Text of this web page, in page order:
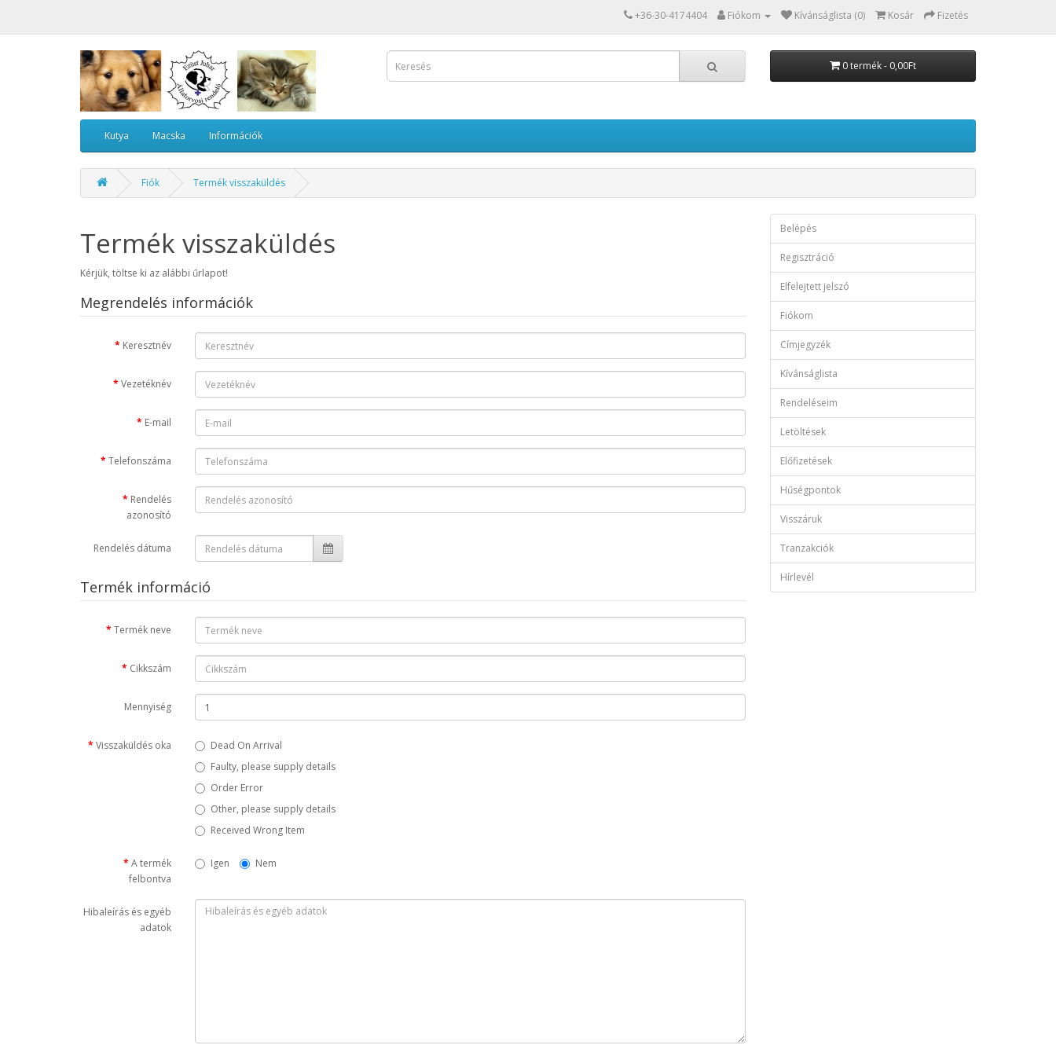
+36-30-4174404 Fiókom Kívánságlista (0) Kosár Fizetés
0 termék - 0,00Ft
Kutya Macska Információk
Fiók Termék visszaküldés
Termék visszaküldés
Kérjük, töltse ki az alábbi űrlapot!
Megrendelés információk
Keresztnév
Vezetéknév
E-mail
Telefonszáma
Rendelés
azonosító
Rendelés dátuma
Termék információ
Termék neve
Cikkszám
Mennyiség
Visszaküldés oka
Dead On Arrival
Faulty, please supply details
Order Error
Other, please supply details
Received Wrong Item
A termék
felbontva
Igen Nem
Hibaleírás és egyéb
adatok
Belépés
Regisztráció
Elfelejtett jelszó
Fiókom
Címjegyzék
Kívánságlista
Rendeléseim
Letöltések
Előfizetések
Hűségpontok
Visszáruk
Tranzakciók
Hírlevél